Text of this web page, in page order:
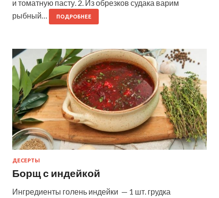
и томатную пасту. 2. Из обрезков судака варим
рыбный…
ПОДРОБНЕЕ
ДЕСЕРТЫ
Борщ с индейкой
Ингредиенты голень индейки — 1 шт. грудка